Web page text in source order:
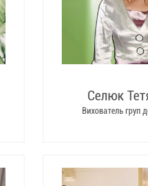
Селюк
Вихователь груп